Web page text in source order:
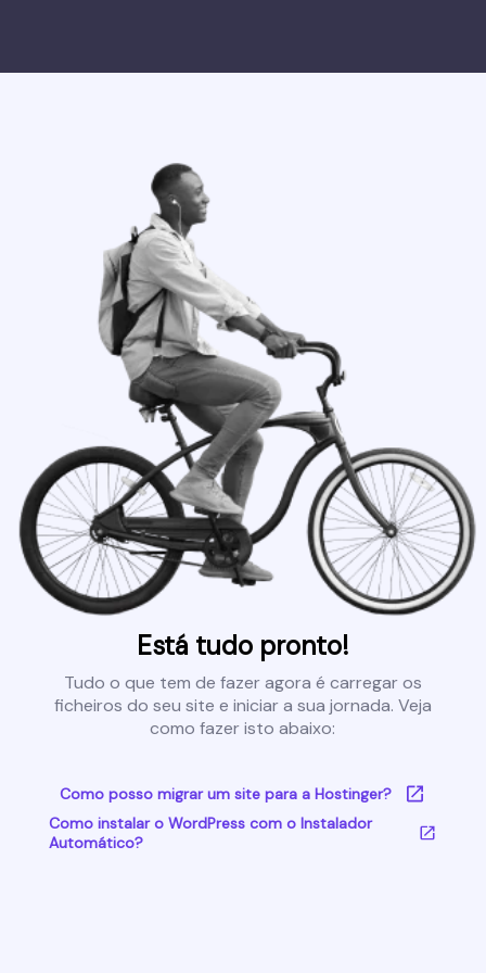
Está tudo pronto!
Tudo o que tem de fazer agora é carregar os
ficheiros do seu site e iniciar a sua jornada. Veja
como fazer isto abaixo:
Como posso migrar um site para a Hostinger?
Como instalar o WordPress com o Instalador
Automático?